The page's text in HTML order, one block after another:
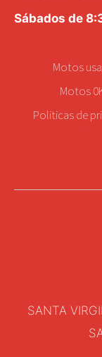
Sábados de
Motos
Motos
Politicas de
SANTA